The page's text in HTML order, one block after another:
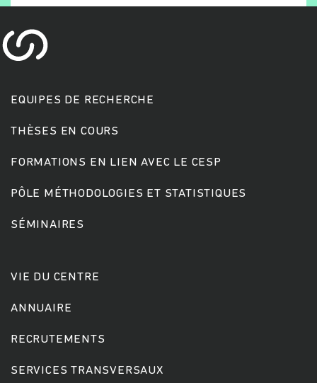
EQUIPES DE RECHERCHE
THÈSES EN COURS
FORMATIONS EN LIEN AVEC LE CESP
PÔLE MÉTHODOLOGIES ET STATISTIQUES
SÉMINAIRES
VIE DU CENTRE
ANNUAIRE
RECRUTEMENTS
SERVICES TRANSVERSAUX